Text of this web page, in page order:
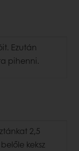
Ezután
pihenni.
2,5
keksz